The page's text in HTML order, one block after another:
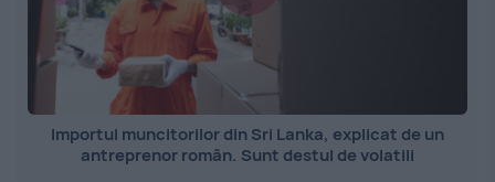
Importul muncitorilor din Sri Lanka, explicat de un
antreprenor român. Sunt destul de volatili